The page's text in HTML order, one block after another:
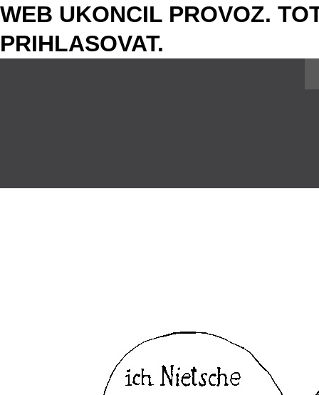
WEB UKONCIL PROVOZ.
PRIHLASOVAT.